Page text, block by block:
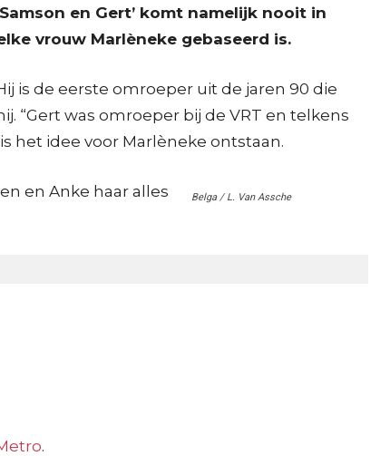
en Gert’ komt namelijk nooit in
vrouw Marlèneke gebaseerd is.
is de eerste omroeper uit de jaren 90 die
“Gert was omroeper bij de VRT en telkens
het idee voor Marlèneke ontstaan.
Belga / L. Van Assche
en Anke haar alles
.